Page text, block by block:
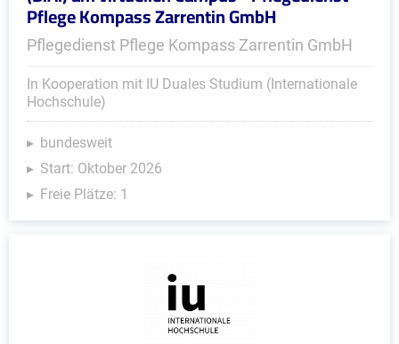
Pflege Kompass Zarrentin GmbH
Pflegedienst Pflege Kompass Zarrentin GmbH
In Kooperation mit IU Duales Studium (Internationale
Hochschule)
bundesweit
Start: Oktober 2026
Freie Plätze: 1